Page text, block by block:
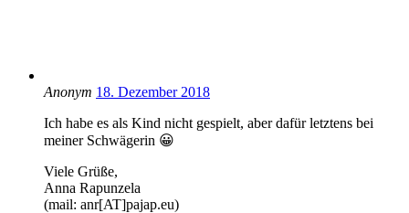
Anonym 18. Dezember 2018
Ich habe es als Kind nicht gespielt, aber dafür letztens bei
meiner Schwägerin 😀
Viele Grüße,
Anna Rapunzela
(mail: anr[AT]pajap.eu)